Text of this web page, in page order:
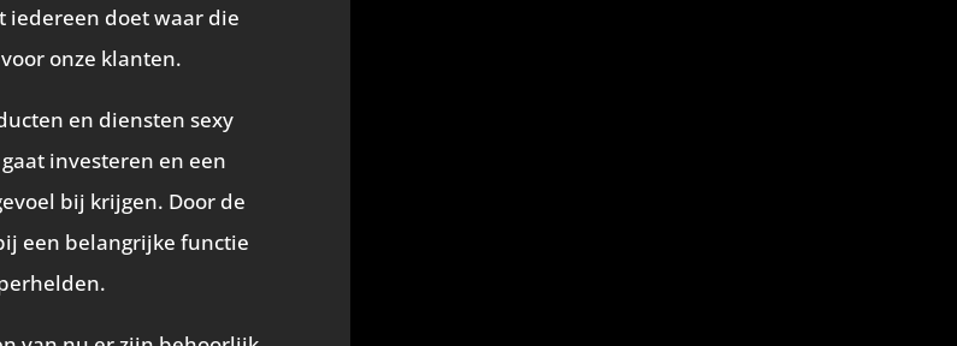
iedereen doet waar die
onze klanten.
en diensten sexy
investeren en een
bij krijgen. Door de
een belangrijke functie